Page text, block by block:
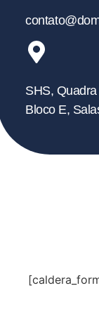
SHS,
Bloco E,